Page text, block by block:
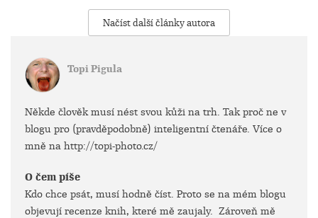
Načíst další články autora
Topi Pigula
Někde člověk musí nést svou kůži na trh. Tak proč ne v
blogu pro (pravděpodobně) inteligentní čtenáře. Více o
mně na http://topi-photo.cz/
O čem píše
Kdo chce psát, musí hodně číst. Proto se na mém blogu
objevují recenze knih, které mě zaujaly. Zároveň mě